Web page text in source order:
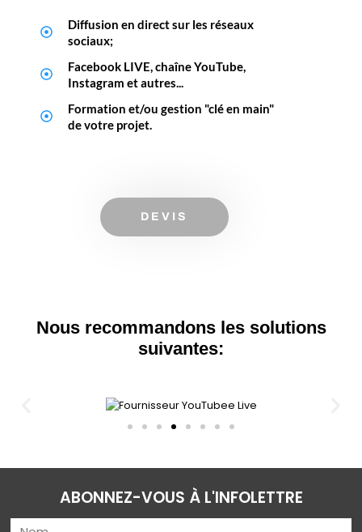
Diffusion en direct sur les réseaux
sociaux;
Facebook LIVE, chaîne YouTube,
Instagram et autres...
Formation et/ou gestion "clé en main"
de votre projet.
DEVIS
Nous recommandons les solutions
suivantes:
ABONNEZ-VOUS À L'INFOLETTRE